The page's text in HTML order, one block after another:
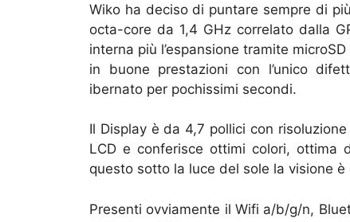
Wiko ha deciso di puntare sempre di
octa-core da 1,4 GHz correlato dalla
interna più l’espansione tramite
in buone prestazioni con l’unico
ibernato per pochissimi secondi.
Il Display è da 4,7 pollici con
LCD e conferisce ottimi colori, ottima
questo sotto la luce del sole la visione è
Presenti ovviamente il Wifi a/b/g/n,